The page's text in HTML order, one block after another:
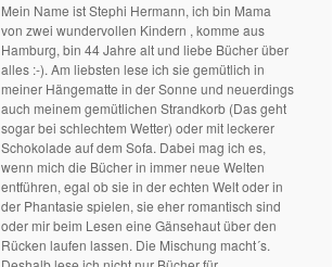
Mein Name ist Stephi Hermann, ich bin Mama
von zwei wundervollen Kindern , komme aus
Hamburg, bin 44 Jahre alt und liebe Bücher über
alles :-). Am liebsten lese ich sie gemütlich in
meiner Hängematte in der Sonne und neuerdings
auch meinem gemütlichen Strandkorb (Das geht
sogar bei schlechtem Wetter) oder mit leckerer
Schokolade auf dem Sofa. Dabei mag ich es,
wenn mich die Bücher in immer neue Welten
entführen, egal ob sie in der echten Welt oder in
der Phantasie spielen, sie eher romantisch sind
oder mir beim Lesen eine Gänsehaut über den
Rücken laufen lassen. Die Mischung macht´s.